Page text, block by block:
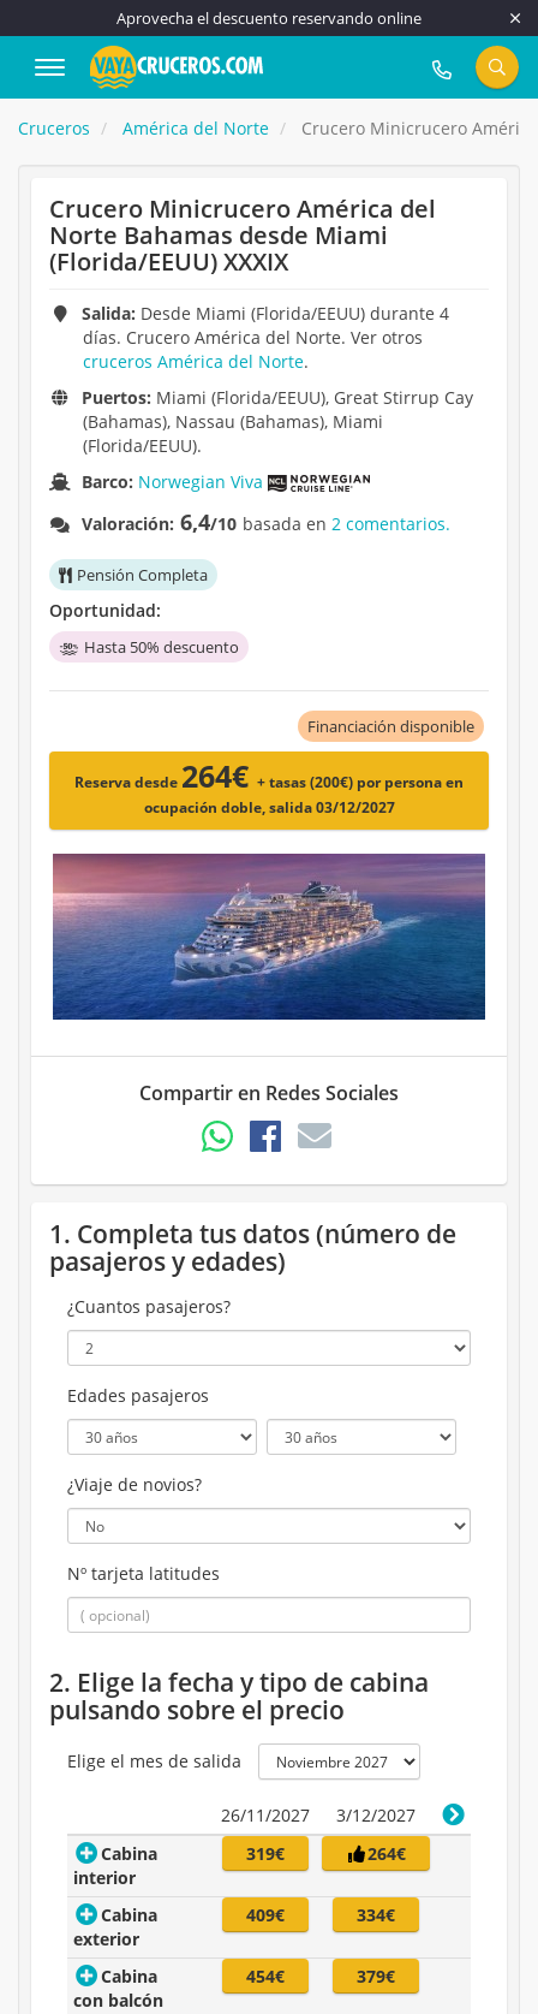
Aprovecha el descuento reservando online
917 815 555
Cruceros América del Norte Crucero Minicrucero
Crucero Minicrucero América del
Norte Bahamas desde Miami
(Florida/EEUU) XXXIX
Salida: Desde Miami (Florida/EEUU) durante 4
días. Crucero América del Norte. Ver otros
cruceros América del Norte.
Puertos: Miami (Florida/EEUU), Great Stirrup Cay
(Bahamas), Nassau (Bahamas), Miami
(Florida/EEUU).
Barco: Norwegian Viva
Valoración: 6,4/10 basada en2 comentarios.
Pensión Completa
Oportunidad:
Hasta 50% descuento
Financiación disponible
Reserva desde 264€ + tasas (200€) por persona en
ocupación doble, salida 03/12/2027
Compartir en Redes Sociales
1. Completa tus datos (número de
pasajeros y edades)
¿Cuantos pasajeros?
Edades pasajeros
¿Viaje de novios?
Nº tarjeta latitudes
2. Elige la fecha y tipo de cabina
pulsando sobre el precio
Elige el mes de salida
26/11/2027
3/12/2027
Cabina
interior
319€ 264€
Cabina
exterior
409€ 334€
Cabina
con balcón
454€ 379€